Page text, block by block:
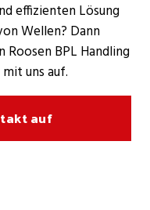
effizienten Lösung
Wellen? Dann
Roosen BPL Handling
uns auf.
auf